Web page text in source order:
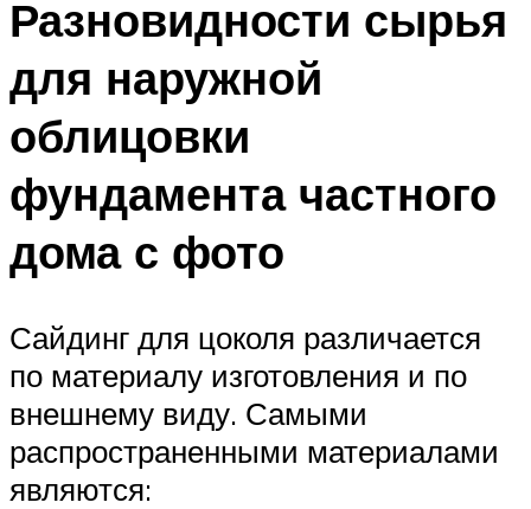
ДЕКОР
МЕНЮ
Разновидности сырья
для наружной
облицовки
фундамента частного
дома с фото
Сайдинг для цоколя различается
по материалу изготовления и по
внешнему виду. Самыми
распространенными материалами
являются: